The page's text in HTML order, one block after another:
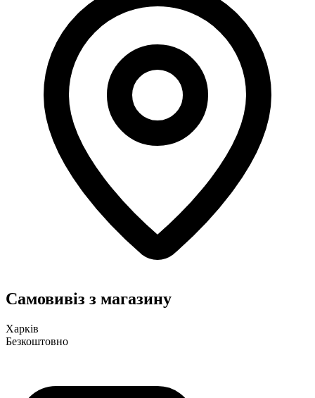
Самовивіз з магазину
Харків
Безкоштовно